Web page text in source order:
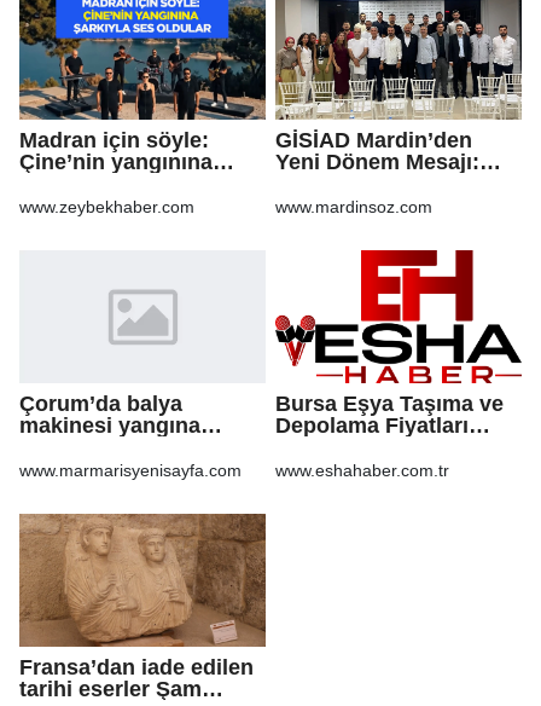
Madran için söyle:
Çine’nin yangınına
www.zeybekhaber.com
GİSİAD Mardin’den
Yeni Dönem Mesajı:
Daha Çok Üretim
www.mardinsoz.com
Çorum’da balya
makinesi yangına
anız küle döndü
www.marmarisyenisayfa.com
Bursa Eşya Taşıma ve
Depolama Fiyatları
İçin Bilinmesi
www.eshahaber.com.tr
Fransa’dan iade edilen
tarihi eserler Şam